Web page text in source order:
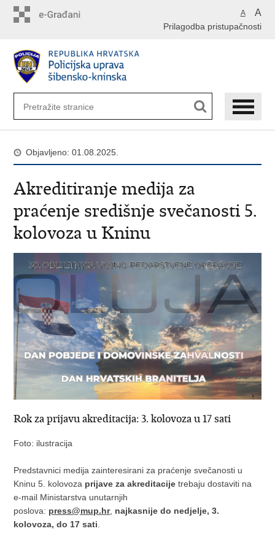
A A
Prilagodba pristupačnosti
Objavljeno: 01.08.2025.
Akreditiranje medija za
praćenje središnje svečanosti 5.
kolovoza u Kninu
Rok za prijavu akreditacija: 3. kolovoza u 17 sati
Foto: ilustracija
Predstavnici medija zainteresirani za praćenje svečanosti u
Kninu 5. kolovoza prijave za akreditacije trebaju dostaviti na
e-mail Ministarstva unutarnjih
poslova: press@mup.hr, najkasnije do nedjelje, 3.
kolovoza, do 17 sati.